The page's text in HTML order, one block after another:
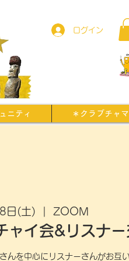
ログイン
ニティ ＊クラブチャマ
日(土) ZOOM
イ会&リスナー
んを中心にリスナーさんがお互